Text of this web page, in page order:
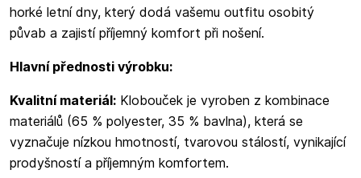
horké letní dny, který dodá vašemu outfitu osobitý
půvab a zajistí příjemný komfort při nošení.
Hlavní přednosti výrobku:
Kvalitní materiál: Klobouček je vyroben z kombinace
materiálů (65 % polyester, 35 % bavlna), která se
vyznačuje nízkou hmotností, tvarovou stálostí, vynikající
prodyšností a příjemným komfortem.